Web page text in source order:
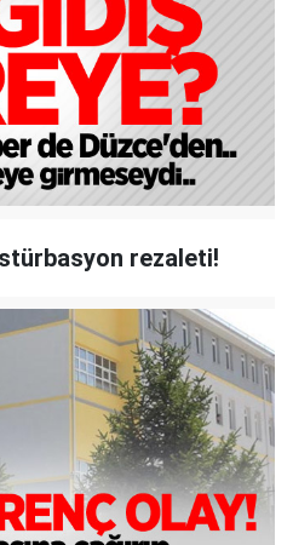
rezaleti!